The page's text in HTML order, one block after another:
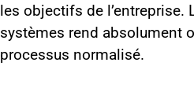
les objectifs de l’entreprise.
systèmes rend absolument
processus normalisé.